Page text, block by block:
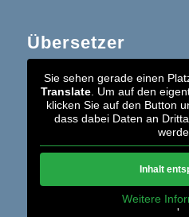
Übersetzer
Sie sehen gerade einen
Translate. Um auf den
klicken Sie auf den Button
dass dabei Daten an
Inhalt
Weitere
'